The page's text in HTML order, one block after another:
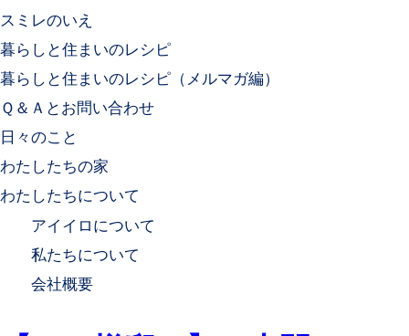
スミレのいえ
暮らしと住まいのレシピ
暮らしと住まいのレシピ（メルマガ編）
Ｑ＆Ａとお問い合わせ
日々のこと
わたしたちの家
わたしたちについて
アイイロについて
私たちについて
会社概要